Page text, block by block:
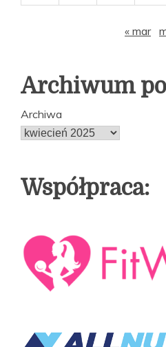
« mar
Archiwum
Archiwa
Współpraca: